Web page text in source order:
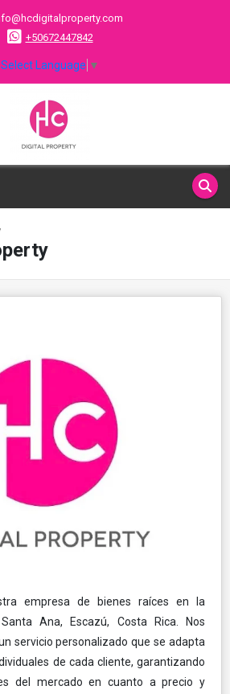
+50672447842
Select Language ▼
empresa de bienes raíces en la
Ana, Escazú, Costa Rica. Nos
servicio personalizado que se adapta
de cada cliente, garantizando
del mercado en cuanto a precio y